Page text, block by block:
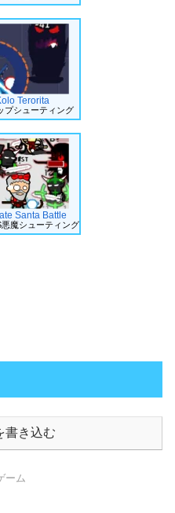
Terorita
プシューティング
Santa Battle
魔シューティング
書き込む
ーム